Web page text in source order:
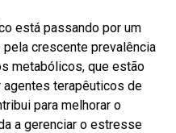
está passando por um
crescente prevalência
metabólicos, que estão
agentes terapêuticos de
para melhorar o
a gerenciar o estresse